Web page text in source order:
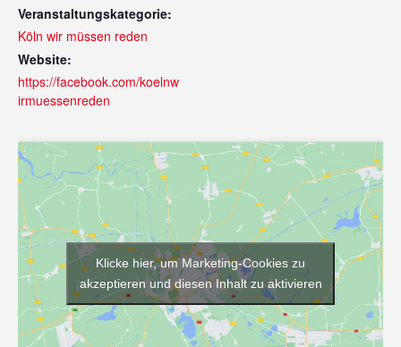
Veranstaltungskategorie:
Köln wir müssen reden
Website:
https://facebook.com/koelnw
irmuessenreden
Klicke hier, um Marketing-Cookies zu
akzeptieren und diesen Inhalt zu aktivieren